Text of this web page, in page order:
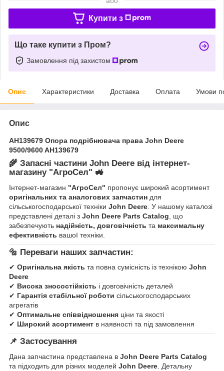
Купити з
Що таке купити з Пром?
Замовлення під захистом
Опис Характеристики Доставка Оплата Умови
Опис
AH139679 Опора подрібнювача права John Deere
9500/9600 AH139679
🌾 Запасні частини John Deere від інтернет-
магазину "АгроСел" 🚜
Інтернет-магазин "АгроСел" пропонує широкий асортимент
оригінальних та аналогових запчастин для
сільськогосподарської техніки John Deere . У нашому каталозі
представлені деталі з John Deere Parts Catalog , що
забезпечують надійність, довговічність та максимальну
ефективність вашої техніки.
🔩 Переваги наших запчастин:
✔ Оригінальна якість та повна сумісність із технікою John
Deere
✔ Висока зносостійкість і довговічність деталей
✔ Гарантія стабільної роботи сільськогосподарських
агрегатів
✔ Оптимальне співвідношення ціни та якості
✔ Широкий асортимент в наявності та під замовлення
📌 Застосування
Дана запчастина представлена в John Deere Parts Catalog
та підходить для різних моделей John Deere . Детальну